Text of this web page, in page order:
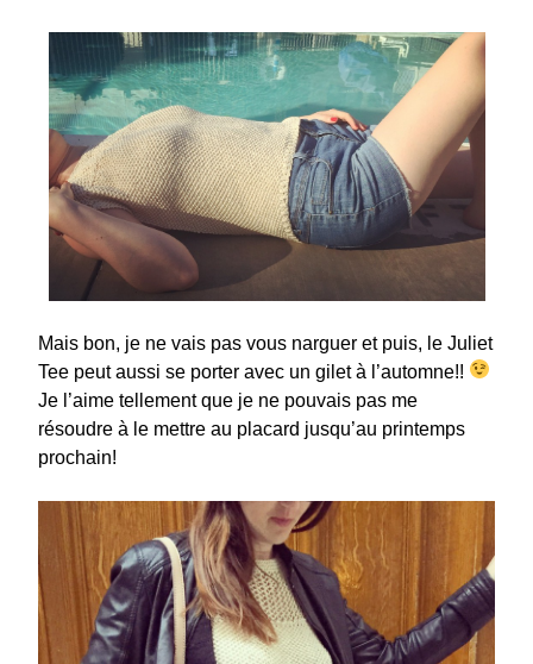
Mais bon, je ne vais pas vous narguer et puis, le Juliet
Tee peut aussi se porter avec un gilet à l’automne!!
Je l’aime tellement que je ne pouvais pas me
résoudre à le mettre au placard jusqu’au printemps
prochain!